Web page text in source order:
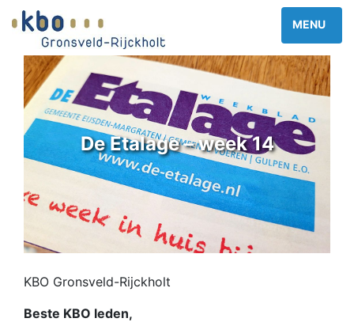
De Etalage – week 14
KBO Gronsveld-Rijckholt
Beste KBO leden,